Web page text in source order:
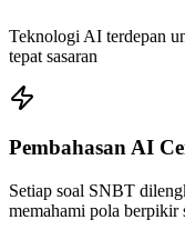
Teknologi AI terdepan
tepat sasaran
Pembahasan AI
Setiap soal SNBT
memahami pola berpikir